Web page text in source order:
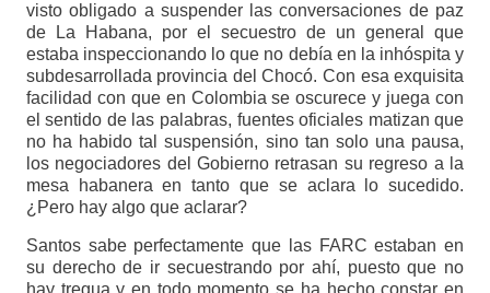
visto obligado a suspender las conversaciones de paz
de La Habana, por el secuestro de un general que
estaba inspeccionando lo que no debía en la inhóspita y
subdesarrollada provincia del Chocó. Con esa exquisita
facilidad con que en Colombia se oscurece y juega con
el sentido de las palabras, fuentes oficiales matizan que
no ha habido tal suspensión, sino tan solo una pausa,
los negociadores del Gobierno retrasan su regreso a la
mesa habanera en tanto que se aclara lo sucedido.
¿Pero hay algo que aclarar?
Santos sabe perfectamente que las FARC estaban en
su derecho de ir secuestrando por ahí, puesto que no